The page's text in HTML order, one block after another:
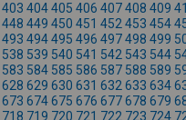
403 404405 406 407408 409
448 449 450 451 452 453 454
493 494495 496 497498 499
538 539 540 541 542 543 544
583 584 585 586 587 588 589
628 629 630 631 632 633 634
673 674675 676 677678 679
718 719 720 721 722 723 724